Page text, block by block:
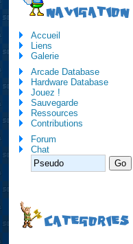
NAVIGATION
Accueil
Liens
Galerie
Arcade Database
Hardware Database
Jouez !
Sauvegarde
Ressources
Contributions
Forum
Chat
CATEGORIES